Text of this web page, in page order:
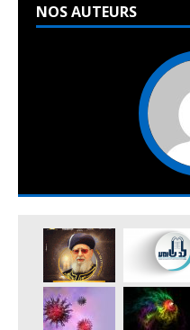
NOS AUTEURS